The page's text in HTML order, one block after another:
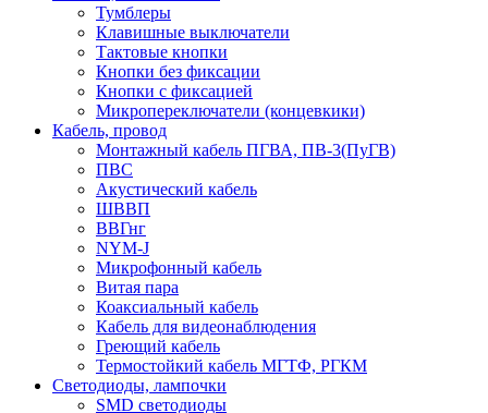
Тумблеры
Клавишные выключатели
Тактовые кнопки
Кнопки без фиксации
Кнопки с фиксацией
Микропереключатели (концевкики)
Кабель, провод
Монтажный кабель ПГВА, ПВ-3(ПуГВ)
ПВС
Акустический кабель
ШВВП
ВВГнг
NYM-J
Микрофонный кабель
Витая пара
Коаксиальный кабель
Кабель для видеонаблюдения
Греющий кабель
Термостойкий кабель МГТФ, РГКМ
Светодиоды, лампочки
SMD светодиоды